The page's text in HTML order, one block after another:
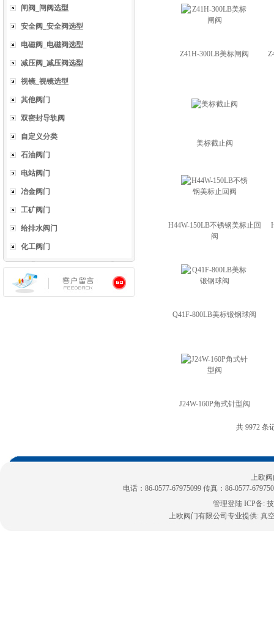
闸阀_闸阀选型
安全阀_安全阀选型
电磁阀_电磁阀选型
减压阀_减压阀选型
视镜_视镜选型
其他阀门
双密封导轨阀
自定义分类
石油阀门
电站阀门
冶金阀门
工矿阀门
给排水阀门
化工阀门
Z41H-300LB美标闸阀
美标截止阀
H44W-150LB不锈钢美标止回
阀
Q41F-800LB美标锻钢球阀
J24W-160P角式针型阀
共 9972 条
上欧阀
电话：86-0577-67975099 传真：86-0577-
管理登陆 ICP备:技
上欧阀门有限公司专业提供: 真